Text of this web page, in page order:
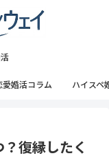
愛婚活コラム ハイスペ
復縁したく